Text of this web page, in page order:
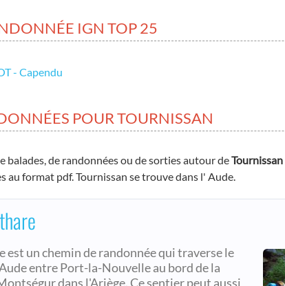
IGN TOP 25
- Capendu
POUR TOURNISSAN
balades, de randonnées ou de sorties autour deTournissan
au format pdf. Tournissan se trouve dans l' Aude.
est un chemin de randonnée qui traverse le
entre Port-la-Nouvelle au bord de la
dans l'Ariège. Ce sentier peut aussi